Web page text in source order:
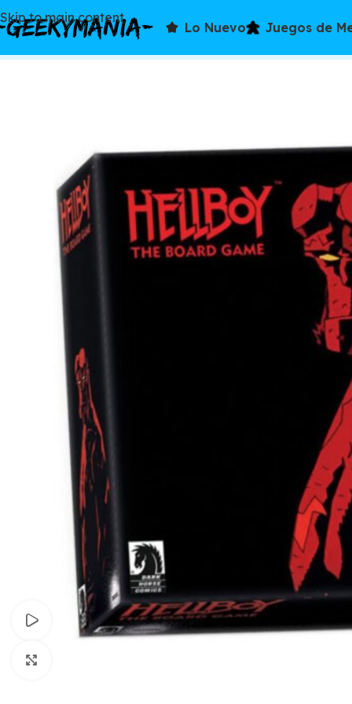
Skip to main content
Lo Nuevo Juegos de
Inicio
Juegos de mesa
Watch video